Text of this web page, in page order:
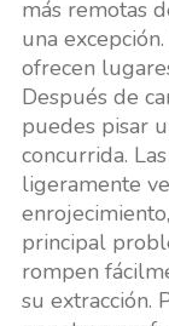
más remotas
una
ofrecen
Después de
puedes pisar
concurrida.
ligeramente
principal
rompen
su extracción.